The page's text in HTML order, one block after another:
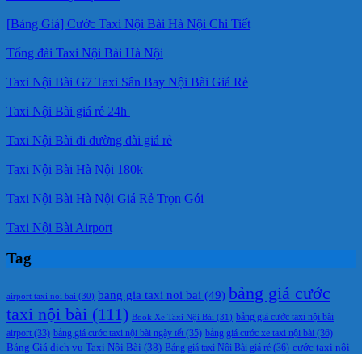
[Bảng Giá] Cước Taxi Nội Bài Hà Nội Chi Tiết
Tổng đài Taxi Nội Bài Hà Nội
Taxi Nội Bài G7 Taxi Sân Bay Nội Bài Giá Rẻ
Taxi Nội Bài giá rẻ 24h
Taxi Nội Bài đi đường dài giá rẻ
Taxi Nội Bài Hà Nội 180k
Taxi Nội Bài Hà Nội Giá Rẻ Trọn Gói
Taxi Nội Bài Airport
Tag
airport taxi noi bai (30) bang gia taxi noi bai (49) bảng giá cước
taxi nội bài (111) Book Xe Taxi Nội Bài (31) bảng giá cước taxi nội bài
airport (33) bảng giá cước taxi nội bài ngày tết (35) bảng giá cước xe taxi nội bài (36)
Bảng Giá dịch vụ Taxi Nội Bài (38) Bảng giá taxi Nội Bài giá rẻ (36) cước taxi nội